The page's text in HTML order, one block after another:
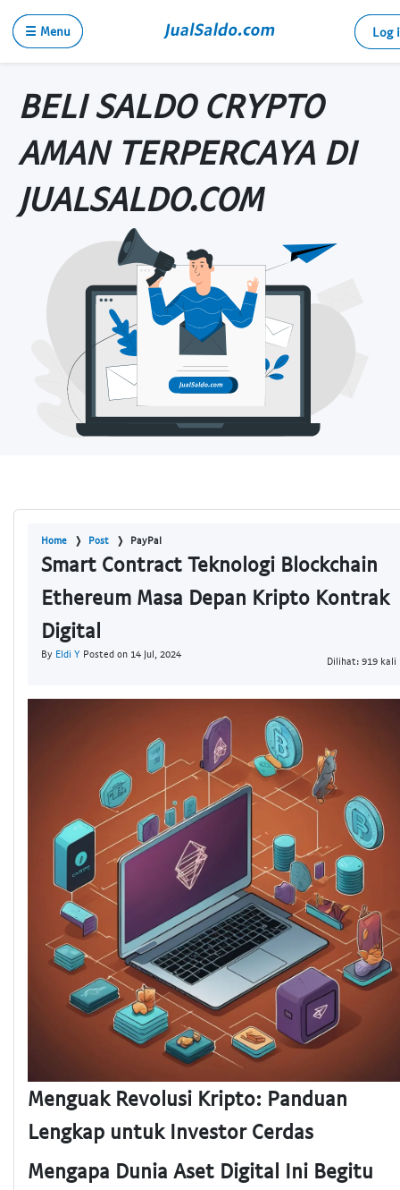
☰ Menu Log
BELI SALDO CRYPTO
AMAN TERPERCAYA DI
JUALSALDO.COM
Home Post PayPal
Smart Contract Teknologi Blockchain
Ethereum Masa Depan Kripto Kontrak
Digital
By Eldi Y Posted on 14 Jul, 2024
Dilihat: 919 kali
Menguak Revolusi Kripto: Panduan
Lengkap untuk Investor Cerdas
Mengapa Dunia Aset Digital Ini Begitu